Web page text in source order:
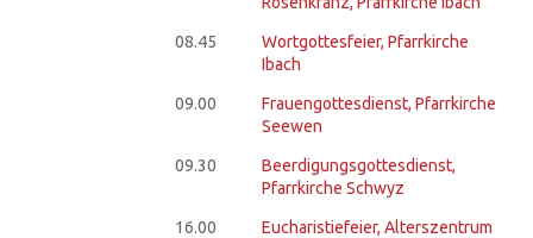
08.45
Wortgottesfeier, Pfarrkirche
Ibach
09.00
Frauengottesdienst, Pfarrkirche
Seewen
09.30
Beerdigungsgottesdienst,
Pfarrkirche Schwyz
16.00
Eucharistiefeier, Alterszentrum